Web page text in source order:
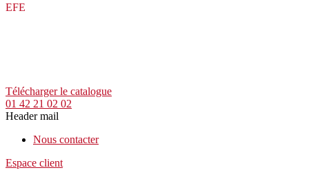
EFE
Télécharger le catalogue
01 42 21 02 02
Header mail
Nous contacter
Espace client